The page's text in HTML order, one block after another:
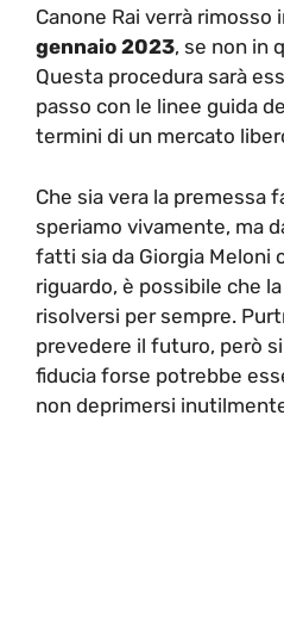
Canone Rai verrà rimosso
gennaio 2023, se non in
Questa procedura sarà
passo con le linee guida
termini di un mercato
Che sia vera la premessa
speriamo vivamente, ma
fatti sia da Giorgia Meloni
riguardo, è possibile che
risolversi per sempre.
prevedere il futuro, però
fiducia forse potrebbe
non deprimersi